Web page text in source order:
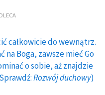
całkowicie do wewnątrz.
na Boga, zawsze mieć Go
o sobie, aż znajdzie
Rozwój duchowy)